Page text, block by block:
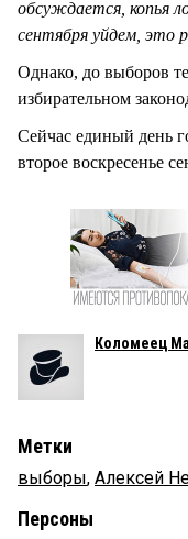
обсуждается, копья
сентября уйдем, это
Однако, до выборов
избирательном
Сейчас единый день
второе воскресенье
Коломеец
Метки
выборы, Алексей
Персоны